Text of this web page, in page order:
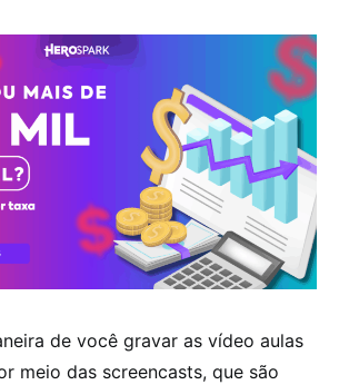
de você gravar as vídeo aulas
meio das screencasts, que são